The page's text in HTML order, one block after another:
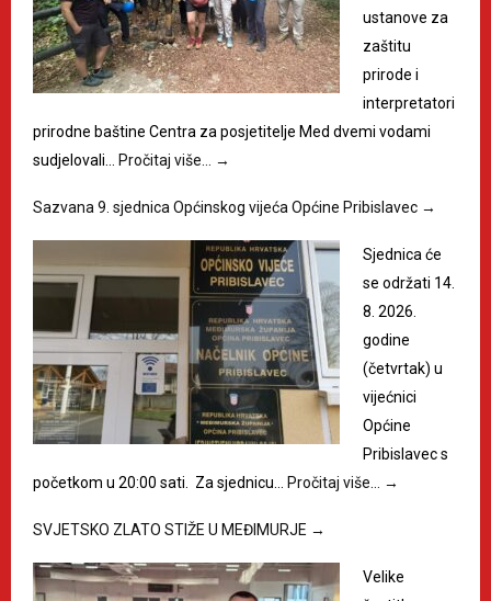
ustanove za
zaštitu
prirode i
interpretatori
prirodne baštine Centra za posjetitelje Med dvemi vodami
sudjelovali… Pročitaj više… →
Sazvana 9. sjednica Općinskog vijeća Općine Pribislavec →
Sjednica će
se održati 14.
8. 2026.
godine
(četvrtak) u
vijećnici
Općine
Pribislavec s
početkom u 20:00 sati. Za sjednicu… Pročitaj više… →
SVJETSKO ZLATO STIŽE U MEĐIMURJE →
Velike